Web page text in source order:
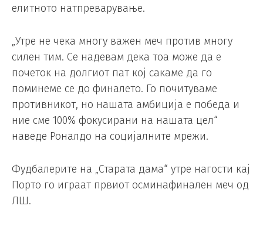
елитното натпреварување.
„Утре не чека многу важен меч против многу
силен тим. Се надевам дека тоа може да е
почеток на долгиот пат кој сакаме да го
поминеме се до финалето. Го почитуваме
противникот, но нашата амбиција е победа и
ние сме 100% фокусирани на нашата цел“
наведе Роналдо на социјалните мрежи.
Фудбалерите на „Старата дама“ утре нагости кај
Порто го играат првиот осминафинален меч од
ЛШ.